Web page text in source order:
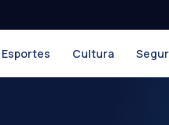
Esportes Cultura